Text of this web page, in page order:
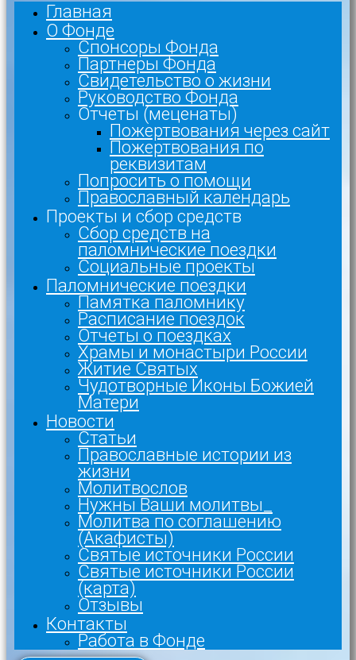
Главная
О Фонде
Спонсоры Фонда
Партнеры Фонда
Свидетельство о жизни
Руководство Фонда
Отчеты (меценаты)
Пожертвования через сайт
Пожертвования по
реквизитам
Попросить о помощи
Православный календарь
Проекты и сбор средств
Сбор средств на
паломнические поездки
Социальные проекты
Паломнические поездки
Памятка паломнику
Расписание поездок
Отчеты о поездках
Храмы и монастыри России
Житие Святых
Чудотворные Иконы Божией
Матери
Новости
Статьи
Православные истории из
жизни
Молитвослов
Нужны Ваши молитвы_
Молитва по соглашению
(Акафисты)
Святые источники России
Святые источники России
(карта)
Отзывы
Контакты
Работа в Фонде